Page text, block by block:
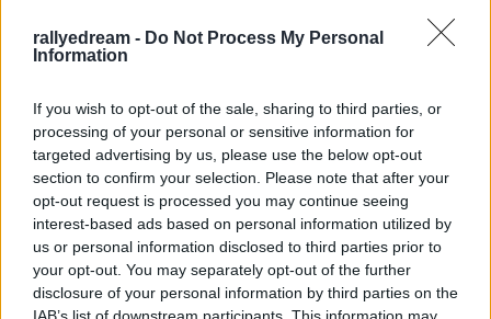
rallyedream - Do Not Process My Personal
Information
If you wish to opt-out of the sale, sharing to third parties, or
processing of your personal or sensitive information for
targeted advertising by us, please use the below opt-out
section to confirm your selection. Please note that after your
opt-out request is processed you may continue seeing
interest-based ads based on personal information utilized by
us or personal information disclosed to third parties prior to
your opt-out. You may separately opt-out of the further
disclosure of your personal information by third parties on the
A SuperCars géposztályának állandó pilótái:
Knut Ove Børseth (NOR) Skoda Fabia
Michael De Keersmaecker (BEL) Ford Focus
Liam Doran (GBR) Citroën DS3
Timmy Hansen (SWE) Citroën DS3
Peter Hedström (SWE) Skoda Fabia
Alexander Hvaal (NOR) Citroën DS3
Davy Jeanney (FRA) Citroën C4
Mats Lysen (NOR) Renault Clio
Anton Marklund (SWE) VW Polo